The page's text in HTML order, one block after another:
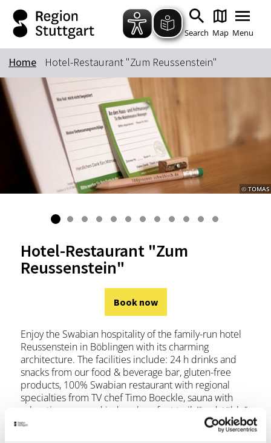
Zum Hauptinhalt springen
Zur Suche springen
Zur Hauptnavigation
Zum Footer springen
Search Map Menu
Keyword
Home Hotel-Restaurant "Zum Reussenstein"
© TOMAS
Hotel-Restaurant "Zum
Reussenstein"
Book now
Enjoy the Swabian hospitality of the family-run hotel
Reussenstein in Böblingen with its charming
architecture. The facilities include: 24 h drinks and
snacks from our food & beverage bar, gluten-free
products, 100% Swabian restaurant with regional
specialties from TV chef Timo Boeckle, sauna with
relaxation area and indoor-barefoot trail, “Jagdstüble”
with shooting cinema and, of course, free
ungerground parking. The rooms are equipped with